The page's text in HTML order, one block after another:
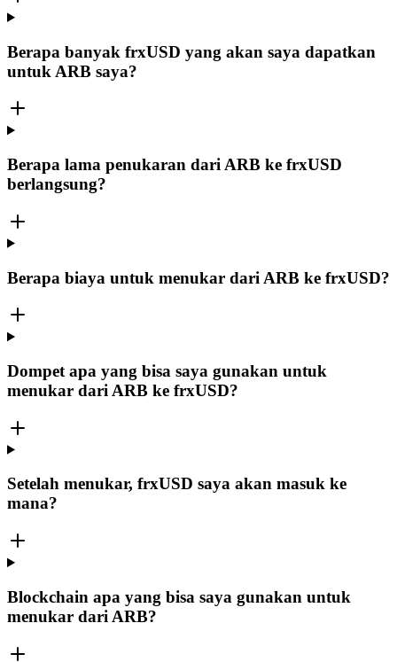
Berapa banyak frxUSD yang akan saya dapatkan
untuk ARB saya?
Berapa lama penukaran dari ARB ke frxUSD
berlangsung?
Berapa biaya untuk menukar dari ARB ke frxUSD?
Dompet apa yang bisa saya gunakan untuk
menukar dari ARB ke frxUSD?
Setelah menukar, frxUSD saya akan masuk ke
mana?
Blockchain apa yang bisa saya gunakan untuk
menukar dari ARB?